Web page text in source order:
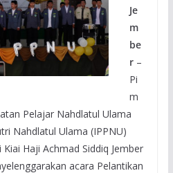
Je
m
be
r–
Pi
m
Pelajar Nahdlatul Ulama
Nahdlatul Ulama (IPPNU)
Haji Achmad Siddiq Jember
acara Pelantikan